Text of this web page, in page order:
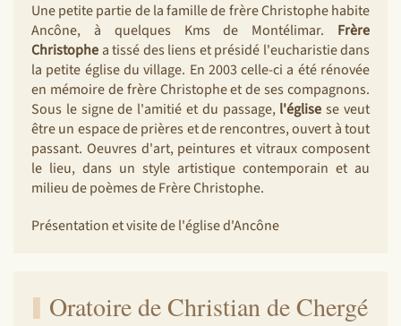
Une petite partie de la famille de frère Christophe habite
Ancône, à quelques Kms de Montélimar. Frère
Christophe a tissé des liens et présidé l'eucharistie dans
la petite église du village. En 2003 celle-ci a été rénovée
en mémoire de frère Christophe et de ses compagnons.
Sous le signe de l'amitié et du passage, l'église se veut
être un espace de prières et de rencontres, ouvert à tout
passant. Oeuvres d'art, peintures et vitraux composent
le lieu, dans un style artistique contemporain et au
milieu de poèmes de Frère Christophe.
Présentation et visite de l'église d'Ancône
Oratoire de Christian de Chergé